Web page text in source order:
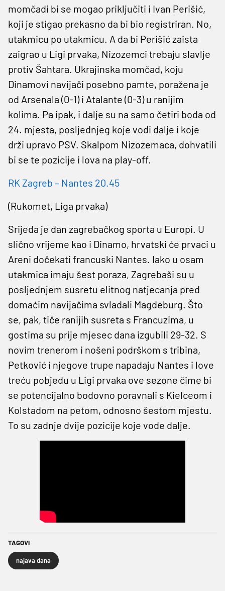
momčadi bi se mogao priključiti i Ivan Perišić,
koji je stigao prekasno da bi bio registriran. No,
utakmicu po utakmicu. A da bi Perišić zaista
zaigrao u Ligi prvaka, Nizozemci trebaju slavlje
protiv Šahtara. Ukrajinska momčad, koju
Dinamovi navijači posebno pamte, poražena je
od Arsenala (0-1) i Atalante (0-3) u ranijim
kolima. Pa ipak, i dalje su na samo četiri boda od
24. mjesta, posljednjeg koje vodi dalje i koje
drži upravo PSV. Skalpom Nizozemaca, dohvatili
bi se te pozicije i lova na play-off.
RK Zagreb – Nantes 20.45
(Rukomet, Liga prvaka)
Srijeda je dan zagrebačkog sporta u Europi. U
slično vrijeme kao i Dinamo, hrvatski će prvaci u
Areni dočekati francuski Nantes. Iako u osam
utakmica imaju šest poraza, Zagrebaši su u
posljednjem susretu elitnog natjecanja pred
domaćim navijačima svladali Magdeburg. Što
se, pak, tiče ranijih susreta s Francuzima, u
gostima su prije mjesec dana izgubili 29-32. S
novim trenerom i nošeni podrškom s tribina,
Petković i njegove trupe napadaju Nantes i love
treću pobjedu u Ligi prvaka ove sezone čime bi
se potencijalno bodovno poravnali s Kielceom i
Kolstadom na petom, odnosno šestom mjestu.
To su zadnje dvije pozicije koje vode dalje.
TAGOVI
najava dana